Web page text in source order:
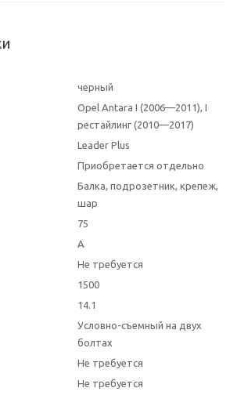
черный
Opel Antara I (2006—2011), I
рестайлинг (2010—2017)
Leader Plus
Приобретается отдельно
Балка, подрозетник, крепеж,
шар
75
A
Не требуется
1500
14.1
Условно-съемный на двух
болтах
Не требуется
Не требуется